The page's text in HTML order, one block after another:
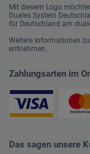
Mit diesem Logo
Duales System
für Deutschland am
Weitere Informationen
entnehmen.
Zahlungsarten im
Das sagen unsere